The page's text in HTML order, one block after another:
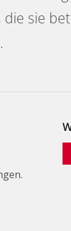
sie